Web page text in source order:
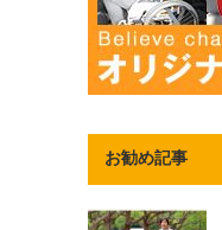
お勧め記事